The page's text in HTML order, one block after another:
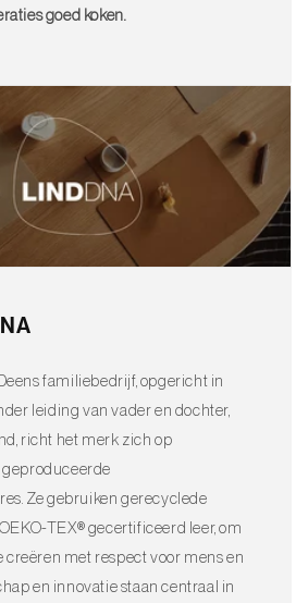
Gemaakt van
De verf op waterbasis zorgt voor een
luxe ervaring met deLind DNA
Oester Wit.
Kies voor een duurzaam en
beschermt en verrijkt. Bestel nu en
goed koken.
familiebedrijf, opgericht in
leiding van vader en dochter,
richt het merk zich op
Ze gebruiken gerecyclede
TEX® gecertificeerd leer, om
creëren met respect voor mens en
en innovatie staan centraal in